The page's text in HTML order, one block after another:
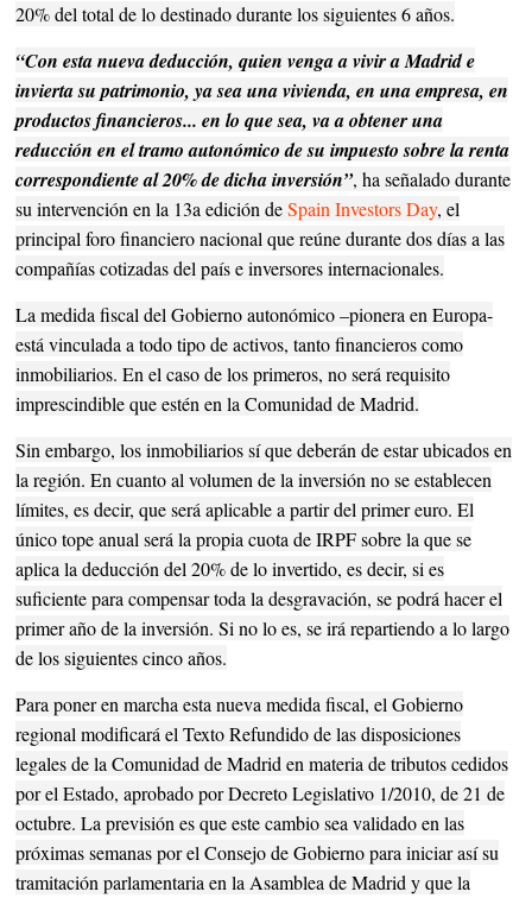
20% del total de lo destinado durante los siguientes 6 años.
“Con esta nueva deducción, quien venga a vivir a Madrid e
invierta su patrimonio, ya sea una vivienda, en una empresa, en
productos financieros... en lo que sea, va a obtener una
reducción en el tramo autonómico de su impuesto sobre la renta
correspondiente al 20% de dicha inversión”, ha señalado durante
su intervención en la 13a edición deSpain Investors Day, el
principal foro financiero nacional que reúne durante dos días a las
compañías cotizadas del país e inversores internacionales.
La medida fiscal del Gobierno autonómico –pionera en Europa-
está vinculada a todo tipo de activos, tanto financieros como
inmobiliarios. En el caso de los primeros, no será requisito
imprescindible que estén en la Comunidad de Madrid.
Sin embargo, los inmobiliarios sí que deberán de estar ubicados en
la región. En cuanto al volumen de la inversión no se establecen
límites, es decir, que será aplicable a partir del primer euro. El
único tope anual será la propia cuota de IRPF sobre la que se
aplica la deducción del 20% de lo invertido, es decir, si es
suficiente para compensar toda la desgravación, se podrá hacer el
primer año de la inversión. Si no lo es, se irá repartiendo a lo largo
de los siguientes cinco años.
Para poner en marcha esta nueva medida fiscal, el Gobierno
regional modificará el Texto Refundido de las disposiciones
legales de la Comunidad de Madrid en materia de tributos cedidos
por el Estado, aprobado por Decreto Legislativo 1/2010, de 21 de
octubre. La previsión es que este cambio sea validado en las
próximas semanas por el Consejo de Gobierno para iniciar así su
tramitación parlamentaria en la Asamblea de Madrid y que la